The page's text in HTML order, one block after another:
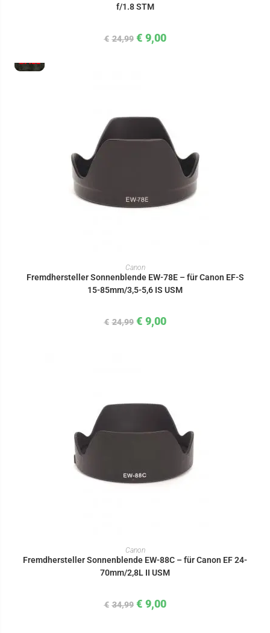
f/1.8 STM
€ 24,99 € 9,00
IN DEN WARENKORB
Canon
Fremdhersteller Sonnenblende EW-78E – für Canon EF-S
15-85mm/3,5-5,6 IS USM
€ 24,99 € 9,00
IN DEN WARENKORB
Canon
Fremdhersteller Sonnenblende EW-88C – für Canon EF 24-
70mm/2,8L II USM
€ 34,99 € 9,00